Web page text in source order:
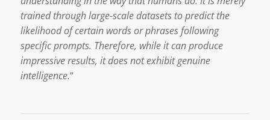
trained through large-scale datasets to predict the
likelihood of certain words or phrases following
specific prompts. Therefore, while it can produce
impressive results, it does not exhibit genuine
intelligence.“